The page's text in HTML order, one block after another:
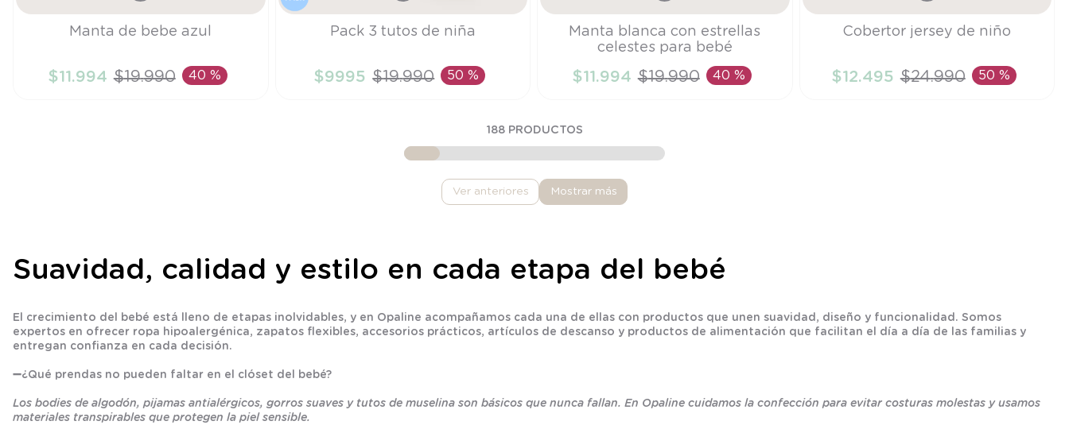
AÑADIR AL CARRITO
Manta de bebe azul
$11 .994 $19.990 40 % AÑADIR AL CARRITO
Pack 3 tutos de niña
$9995 $19.990 50 %
Talla
AÑADIR AL CARRITO
Manta blanca con estrellas
celestes para bebé
$11 .994 $19.990 40 % AÑADIR AL CARRITO
Cobertor jersey de niño
$12.495 $24.990 50 %
188 PRODUCTOS
Mostrar más
Suavidad, calidad y estilo en cada etapa del bebé
El crecimiento del bebé está lleno de etapas inolvidables, y en Opaline acompañamos cada una de ellas con productos que unen suavidad, diseño y funcionalidad. Somos
expertos en ofrecer ropa hipoalergénica, zapatos flexibles, accesorios prácticos, artículos de descanso y productos de alimentación que facilitan el día a día de las familias y
entregan confianza en cada decisión.
➖¿Qué prendas no pueden faltar en el clóset del bebé?
Los bodies de algodón, pijamas antialérgicos, gorros suaves y tutos de muselina son básicos que nunca fallan. En Opaline cuidamos la confección para evitar costuras molestas y usamos
materiales transpirables que protegen la piel sensible.